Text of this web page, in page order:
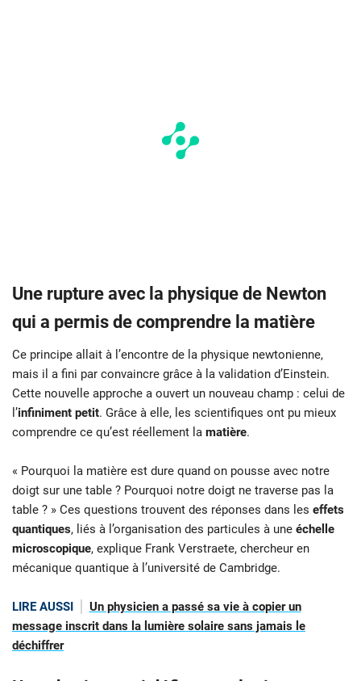
Une rupture avec la physique de Newton
qui a permis de comprendre la matière
Ce principe allait à l’encontre de la physique newtonienne,
mais il a fini par convaincre grâce à la validation d’Einstein.
Cette nouvelle approche a ouvert un nouveau champ : celui de
l’infiniment petit. Grâce à elle, les scientifiques ont pu mieux
comprendre ce qu’est réellement la matière.
« Pourquoi la matière est dure quand on pousse avec notre
doigt sur une table ? Pourquoi notre doigt ne traverse pas la
table ? » Ces questions trouvent des réponses dans les effets
quantiques, liés à l’organisation des particules à une échelle
microscopique, explique Frank Verstraete, chercheur en
mécanique quantique à l’université de Cambridge.
LIRE AUSSI
Un physicien a passé sa vie à copier un
message inscrit dans la lumière solaire sans jamais le
déchiffrer